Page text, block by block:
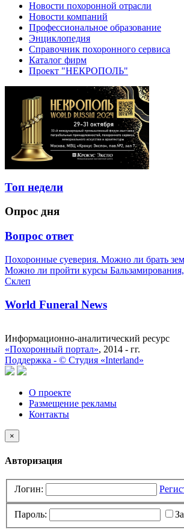
Новости похоронной отрасли
Новости компаний
Профессиональное образование
Энциклопедия
Справочник похоронного сервиса
Каталог фирм
Проект "НЕКРОПОЛЬ"
Топ недели
Опрос дня
Вопрос ответ
Похоронные суеверия. Можно ли брать
Можно ли пройти курсы
Склеп
World Funeral News
Информационно-аналитический ресурс
«Похоронный портал», 2014 - гг.
Поддержка - © Cтудия «Interland»
О проекте
Размещение рекламы
Контакты
×
Авторизация
Логин:
Пароль: